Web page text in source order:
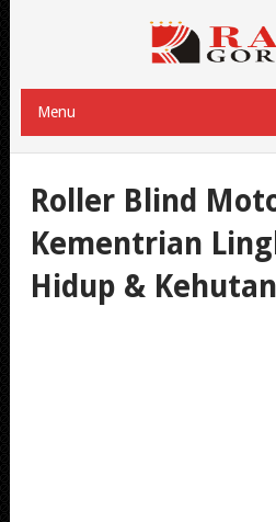
Menu
Roller Blind
Kementrian
Hidup &